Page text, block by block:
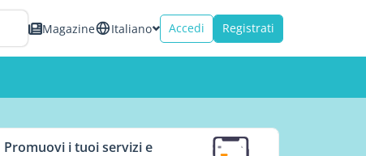
Magazine Italiano Accedi Registrati
Promuovi i tuoi servizi e